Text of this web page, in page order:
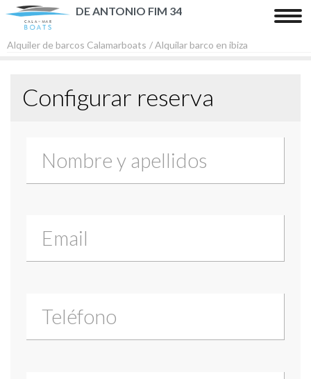
Contacto
DE ANTONIO FIM 34
Alquiler de barcos Calamarboats / Alquilar barco en ibiza
Configurar reserva